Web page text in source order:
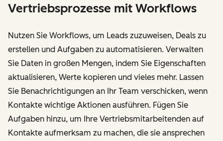
Vertriebsprozesse mit Workflows
Nutzen Sie Workflows, um Leads zuzuweisen, Deals zu
erstellen und Aufgaben zu automatisieren. Verwalten
Sie Daten in großen Mengen, indem Sie Eigenschaften
aktualisieren, Werte kopieren und vieles mehr. Lassen
Sie Benachrichtigungen an Ihr Team verschicken, wenn
Kontakte wichtige Aktionen ausführen. Fügen Sie
Aufgaben hinzu, um Ihre Vertriebsmitarbeitenden auf
Kontakte aufmerksam zu machen, die sie ansprechen